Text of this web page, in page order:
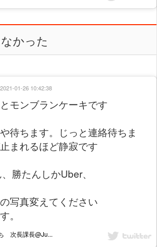
かった
モンブランケーキです
待ちます。じっと連絡待ちま
まれるほど静寂です
勝たんしかUber、
写真変えてください
。
次長課長@Ju...
2021-01-26 10:42:38